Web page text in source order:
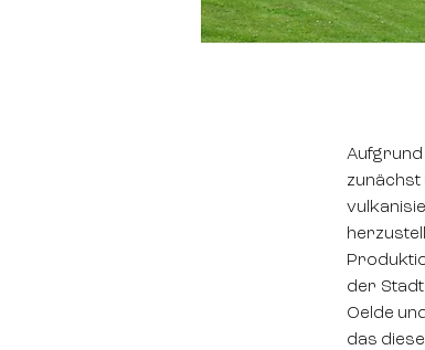
Aufgrund
zunächst
der
Oelde
das